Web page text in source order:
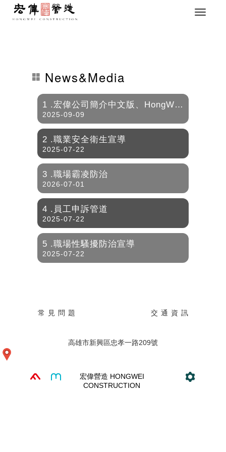
News&Media
1 .宏偉公司簡介中文版、HongWei_Profile_EN
2025-09-09
2 .職業安全衛生宣導
2025-07-22
3 .職場霸凌防治
2026-07-01
4 .員工申訴管道
2025-07-22
5 .職場性騷擾防治宣導
2025-07-22
常 見 問 題 交 通 資 訊
高雄市新興區忠孝一路209號
宏偉營造 HONGWEI
CONSTRUCTION